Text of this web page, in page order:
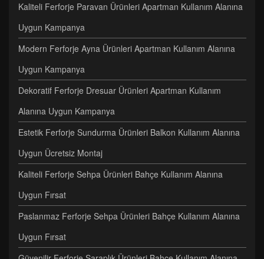
Kaliteli Ferforje Paravan Ürünleri Apartman Kullanım Alanına
Uygun Kampanya
Modern Ferforje Ayna Ürünleri Apartman Kullanım Alanına
Uygun Kampanya
Dekoratif Ferforje Dresuar Ürünleri Apartman Kullanım
Alanına Uygun Kampanya
Estetik Ferforje Sundurma Ürünleri Balkon Kullanım Alanına
Uygun Ücretsiz Montaj
Kaliteli Ferforje Sehpa Ürünleri Bahçe Kullanım Alanına
Uygun Fırsat
Paslanmaz Ferforje Sehpa Ürünleri Bahçe Kullanım Alanına
Uygun Fırsat